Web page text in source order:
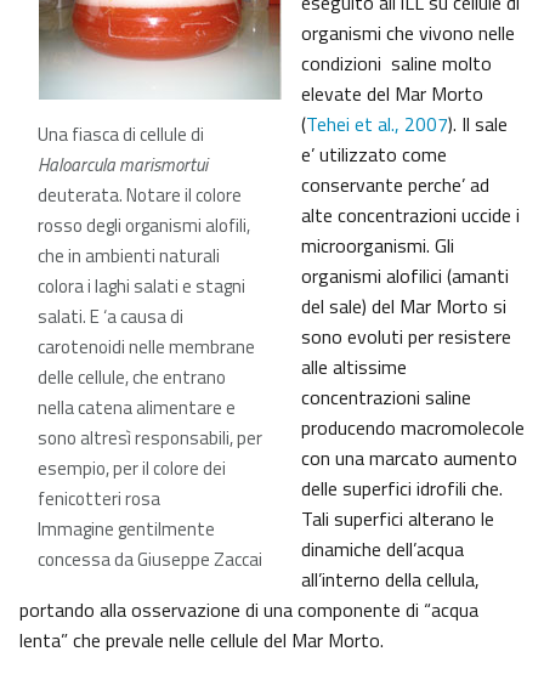
Una fiasca di cellule di
Haloarcula marismortui
deuterata. Notare il colore
rosso degli organismi alofili,
che in ambienti naturali
colora i laghi salati e stagni
salati. E ‘a causa di
carotenoidi nelle membrane
delle cellule, che entrano
nella catena alimentare e
sono altresì responsabili, per
esempio, per il colore dei
fenicotteri rosa
Immagine gentilmente
concessa da Giuseppe Zaccai
organismi che vivono nelle
condizioni saline molto
elevate del Mar Morto
(Tehei et al., 2007). Il sale
e’ utilizzato come
conservante perche’ ad
alte concentrazioni uccide i
microorganismi. Gli
organismi alofilici (amanti
del sale) del Mar Morto si
sono evoluti per resistere
alle altissime
concentrazioni saline
producendo macromolecole
con una marcato aumento
delle superfici idrofili che.
Tali superfici alterano le
dinamiche dell’acqua
all’interno della cellula,
portando alla osservazione di una componente di “acqua
lenta” che prevale nelle cellule del Mar Morto.